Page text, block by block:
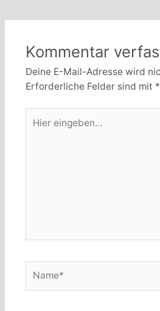
Kommentar
Deine E-Mail-Adresse wird
Erforderliche Felder sind mit *
eingeben…